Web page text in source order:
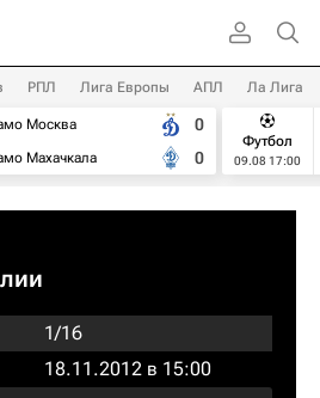
РПЛ Лига Европы АПЛ Ла Лига
Москва
Махачкала
0
0
Футбол
09.08 17:00
1/16
18.11.2012 в 15:00